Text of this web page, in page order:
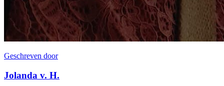
Geschreven door
Jolanda v. H.